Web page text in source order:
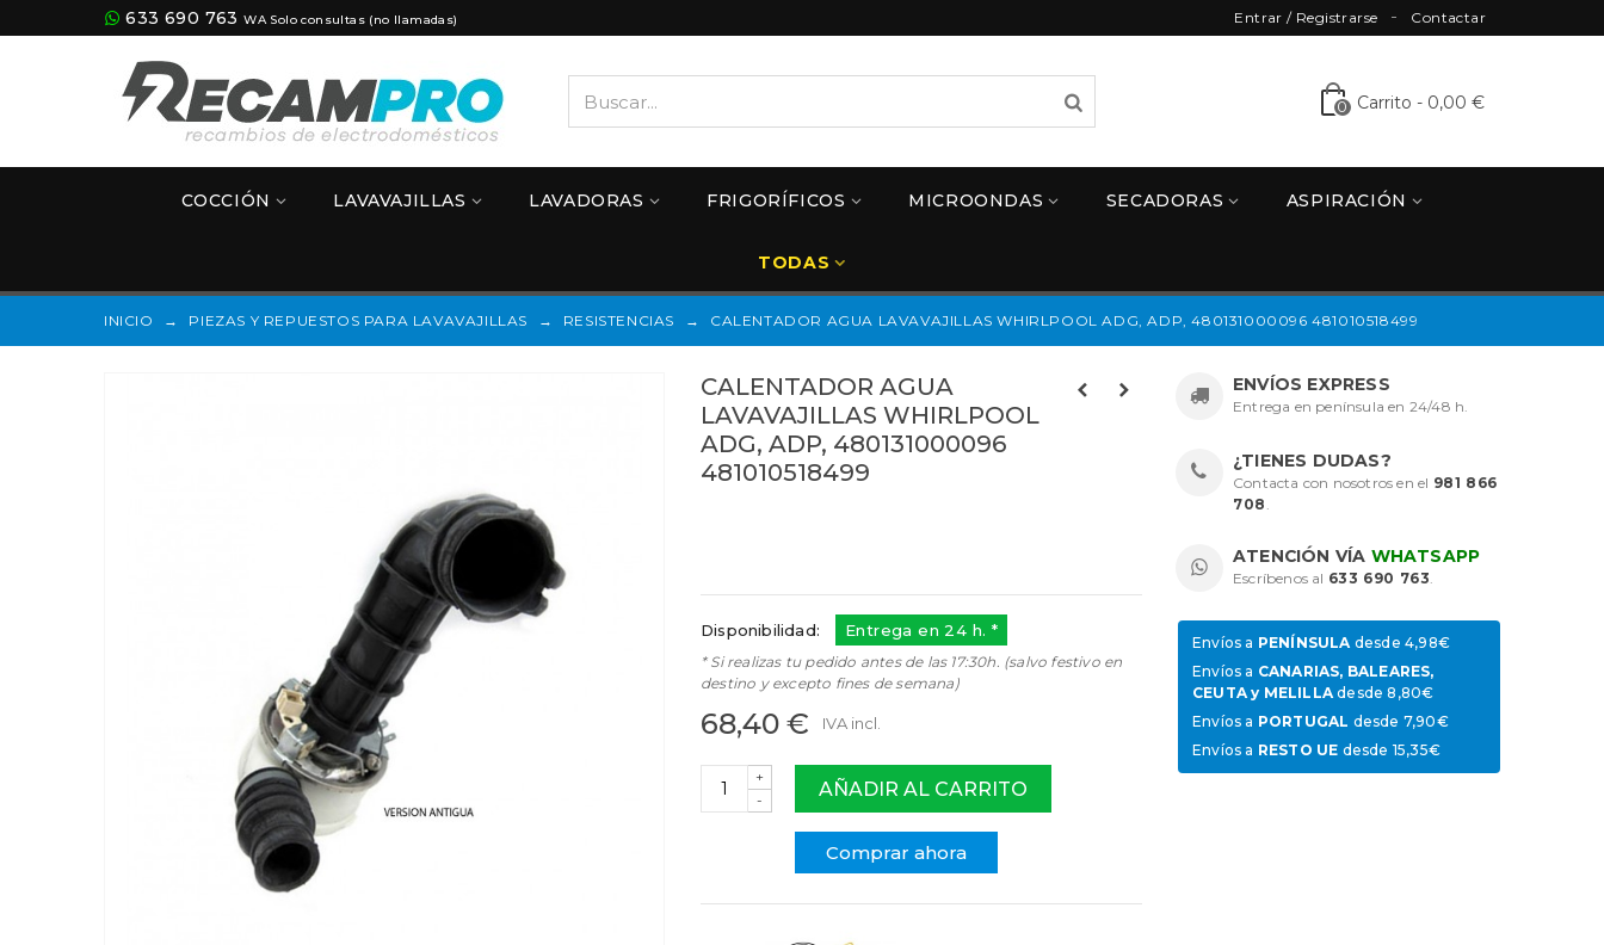
633 690 763 WA Solo consultas (no llamadas) Contactar
Entrar / Registrarse
0 Carrito - 0,00 €
COCCIÓN LAVAVAJILLAS LAVADORAS FRIGORÍFICOS MICROONDAS SECADORAS ASPIRACIÓN
TODAS
INICIO → PIEZAS Y REPUESTOS PARA LAVAVAJILLAS → RESISTENCIAS → CALENTADOR AGUA LAVAVAJILLAS WHIRLPOOL ADG, ADP, 480131000096 481010518499
CALENTADOR AGUA
LAVAVAJILLAS WHIRLPOOL
ADG, ADP, 480131000096
481010518499
Disponibilidad: Entrega en 24 h. *
* Si realizas tu pedido antes de las 17:30h. (salvo festivo en
destino y excepto fines de semana)
68,40 € IVA incl.
-
+
AÑADIR AL CARRITO
Comprar ahora
ENVÍOS EXPRESS
Entrega en península en 24/48 h.
¿TIENES DUDAS?
Contacta con nosotros en el 981 866
708 .
ATENCIÓN VÍA WHATSAPP
Escríbenos al 633 690 763.
Envíos a PENÍNSULAdesde 4,98€
Envíos a CANARIAS, BALEARES,
CEUTA y MELILLAdesde 8,80€
Envíos a PORTUGAL desde 7,90€
Envíos a RESTO UE desde 15,35€